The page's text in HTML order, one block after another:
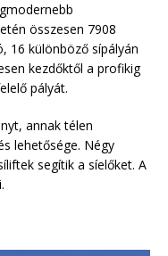
összesen 7908
16 különböző sípályán
kezdőktől a profikig
pályát.
annak télen
lehetősége. Négy
segítik a síelőket. A